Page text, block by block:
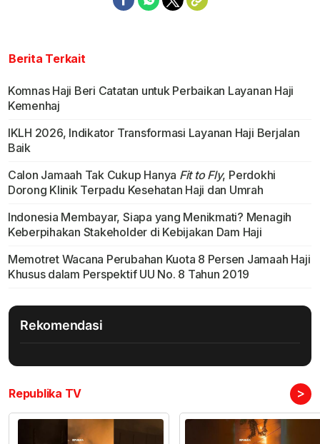
Berita Terkait
Komnas Haji Beri Catatan untuk Perbaikan Layanan Haji
Kemenhaj
IKLH 2026, Indikator Transformasi Layanan Haji Berjalan
Baik
Calon Jamaah Tak Cukup Hanya Fit to Fly, Perdokhi
Dorong Klinik Terpadu Kesehatan Haji dan Umrah
Indonesia Membayar, Siapa yang Menikmati? Menagih
Keberpihakan Stakeholder di Kebijakan Dam Haji
Memotret Wacana Perubahan Kuota 8 Persen Jamaah Haji
Khusus dalam Perspektif UU No. 8 Tahun 2019
Rekomendasi
Republika TV >